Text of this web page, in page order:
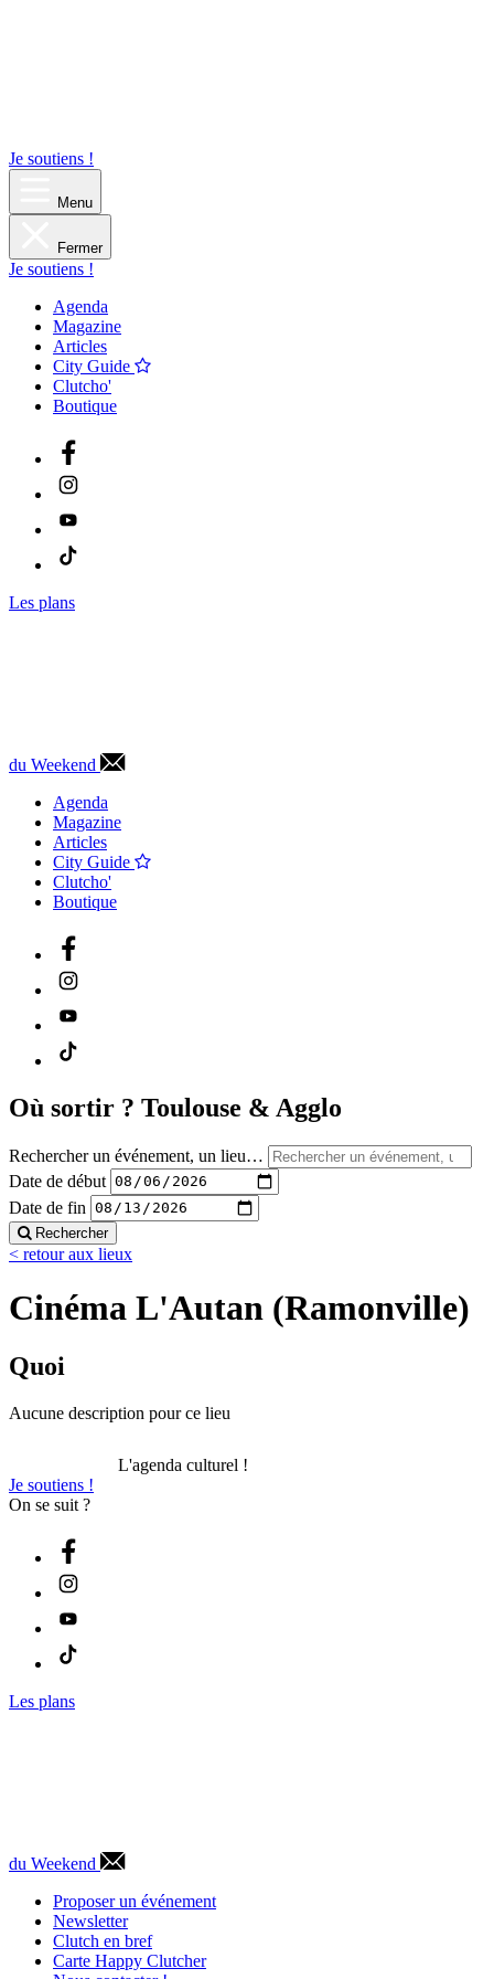
Je soutiens !
Menu
Fermer
Je soutiens !
Agenda
Magazine
Articles
City Guide
Clutcho'
Boutique
Les plans
du Weekend
Agenda
Magazine
Articles
City Guide
Clutcho'
Boutique
Où sortir ? Toulouse & Agglo
Rechercher un événement, un lieu…
Date de début
Date de fin
Rechercher
< retour aux lieux
Cinéma L'Autan (Ramonville)
Quoi
Aucune description pour ce lieu
L'agenda culturel !
Je soutiens !
On se suit ?
Les plans
du Weekend
Proposer un événement
Newsletter
Clutch en bref
Carte Happy Clutcher